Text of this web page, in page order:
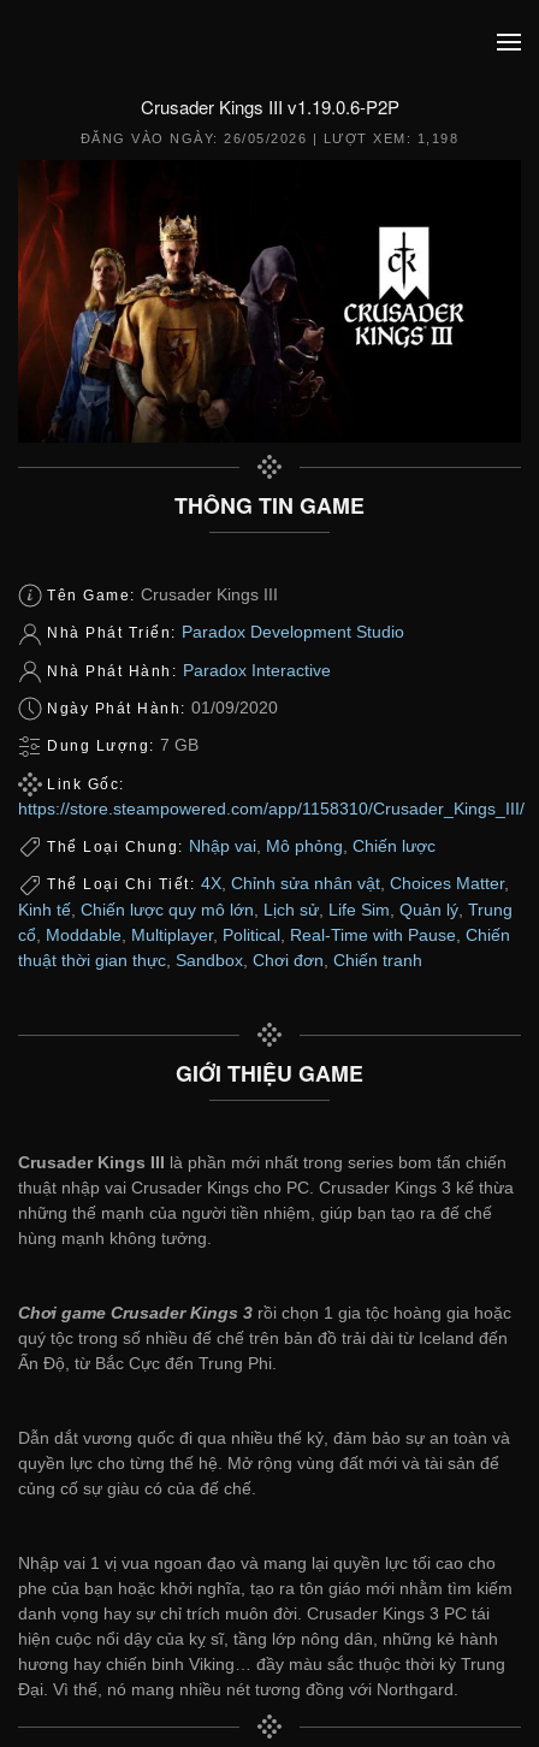
Crusader Kings III v1.19.0.6-P2P
ĐĂNG VÀO NGÀY:26/05/2026 | LƯỢT XEM: 1,198
THÔNG TIN GAME
Tên Game: Crusader Kings III
Nhà Phát Triển: Paradox Development Studio
Nhà Phát Hành: Paradox Interactive
Ngày Phát Hành: 01/09/2020
Dung Lượng: 7 GB
Link Gốc:
https://store.steampowered.com/app/1158310/Crusader_Kings_III/
Thể Loại Chung: Nhập vai Mô phỏng Chiến lược
Thể Loại Chi Tiết: 4X, Chỉnh sửa nhân vật, Choices Matter,
Kinh tế Chiến lược quy mô lớn Lịch sử Life Sim Quản lý Trung
cổ Moddable Multiplayer, Political Real-Time with Pause Chiến
thuật thời gian thực Sandbox Chơi đơn Chiến tranh
GIỚI THIỆU GAME
Crusader Kings III là phần mới nhất trong series bom tấn chiến
thuật nhập vai Crusader Kings cho PC. Crusader Kings 3 kế thừa
những thế mạnh của người tiền nhiệm, giúp bạn tạo ra đế chế
hùng mạnh không tưởng.
Chơi game Crusader Kings 3 rồi chọn 1 gia tộc hoàng gia hoặc
quý tộc trong số nhiều đế chế trên bản đồ trải dài từ Iceland đến
Ấn Độ, từ Bắc Cực đến Trung Phi.
Dẫn dắt vương quốc đi qua nhiều thế kỷ, đảm bảo sự an toàn và
quyền lực cho từng thế hệ. Mở rộng vùng đất mới và tài sản để
củng cố sự giàu có của đế chế.
Nhập vai 1 vị vua ngoan đạo và mang lại quyền lực tối cao cho
phe của bạn hoặc khởi nghĩa, tạo ra tôn giáo mới nhằm tìm kiếm
danh vọng hay sự chỉ trích muôn đời. Crusader Kings 3 PC tái
hiện cuộc nổi dậy của kỵ sĩ, tầng lớp nông dân, những kẻ hành
hương hay chiến binh Viking… đầy màu sắc thuộc thời kỳ Trung
Đại. Vì thế, nó mang nhiều nét tương đồng với Northgard.